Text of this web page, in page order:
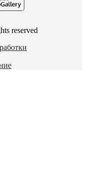
reserved